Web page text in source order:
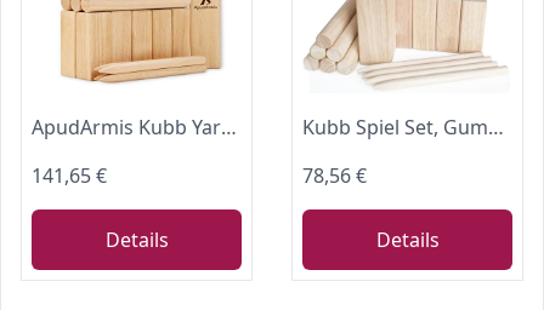
ApudArmis Kubb Yard Game Set, Viking Chess Outdoor Clash Toss Yard Game with Carrying Case - Rubber Wooden Backyard Lawn Games Set for Kids Adults Family
141,65 €
Details
Kubb Spiel Set, Gummi Holz Wikinger Wurfspiel mit Tragetasche
78,56 €
Details